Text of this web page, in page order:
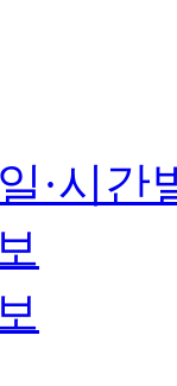
·시간